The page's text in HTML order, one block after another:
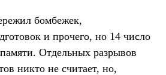
бомбежек,
и прочего, но 14 число
Отдельных разрывов
никто не считает, но,